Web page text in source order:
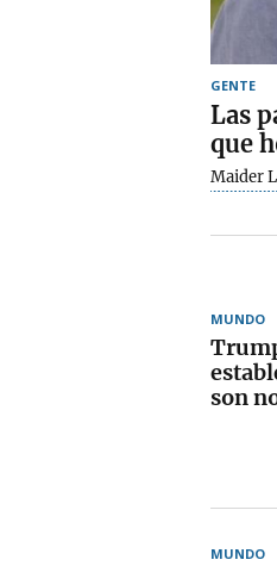
GENTE
Las
que
Maider
MUNDO
son
MUNDO